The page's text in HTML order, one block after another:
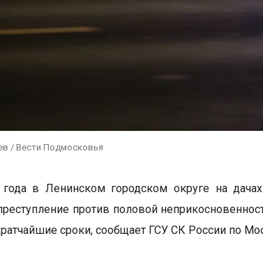
/ Вести Подмосковья
в Ленинском городском округе на
против половой
сроки, сообщает ГСУ СК России по